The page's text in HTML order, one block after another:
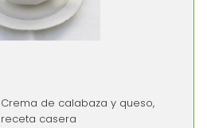
Crema de calabaza y queso,
receta casera